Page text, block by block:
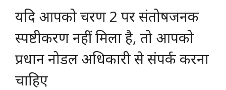
यदि आपको चरण 2 पर संतोषजनक
स्पष्टीकरण नहीं मिला है, तो आपको
प्रधान नोडल अधिकारी से संपर्क करना
चाहिए